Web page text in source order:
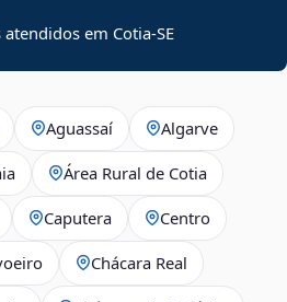
atendidos em Cotia-SE
Aguassaí Algarve
Área Rural de Cotia
Caputera Centro
Chácara Real